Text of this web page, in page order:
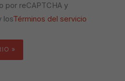
por reCAPTCHA y
losTérminos del servicio